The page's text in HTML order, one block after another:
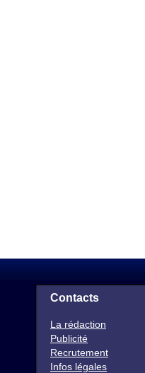
Contacts
La rédaction
Publicité
Recrutement
Infos légales